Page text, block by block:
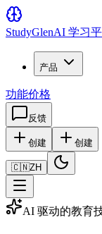
StudyGlenAI 学习
产品
功能价格
反馈
创建 创建
🇨🇳ZH
AI 驱动的教育